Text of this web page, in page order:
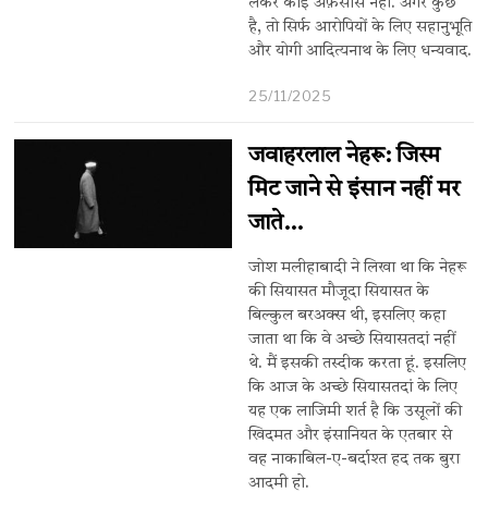
लेकर कोई अफ़सोस नहीं. अगर कुछ
है, तो सिर्फ आरोपियों के लिए सहानुभूति
और योगी आदित्यनाथ के लिए धन्यवाद.
25/11/2025
जवाहरलाल नेहरू: जिस्म
मिट जाने से इंसान नहीं मर
जाते…
जोश मलीहाबादी ने लिखा था कि नेहरू
की सियासत मौजूदा सियासत के
बिल्कुल बरअक्स थी, इसलिए कहा
जाता था कि वे अच्छे सियासतदां नहीं
थे. मैं इसकी तस्दीक करता हूं. इसलिए
कि आज के अच्छे सियासतदां के लिए
यह एक लाजिमी शर्त है कि उसूलों की
खिदमत और इंसानियत के एतबार से
वह नाकाबिल-ए-बर्दाश्त हद तक बुरा
आदमी हो.